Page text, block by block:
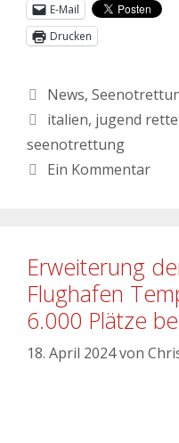
E-Mail
Drucken
Kategorien
News,
Schlagwörter
italien, jugend
seenotrettung
Ein Kommentar
Erweiterung
Flughafen
6.000 Plätze
18. April 2024von